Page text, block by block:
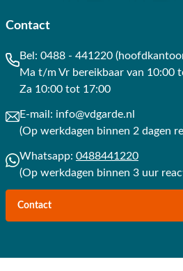
Contact
Bel: 0488 - 441220
Ma t/m Vr bereikbaar van 10:00
Za 10:00 tot 17:00
E-mail: info@vdgarde.nl
(Op werkdagen binnen 2 dagen
Whatsapp: 0488441220
(Op werkdagen binnen 3 uur
Contact